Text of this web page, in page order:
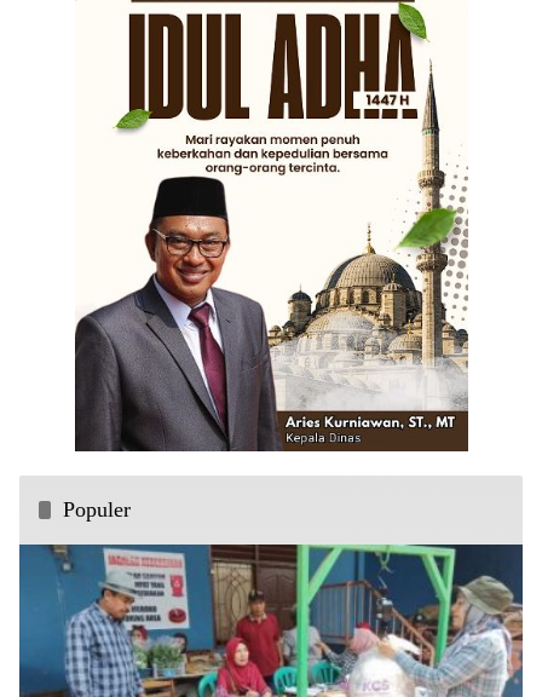
Populer